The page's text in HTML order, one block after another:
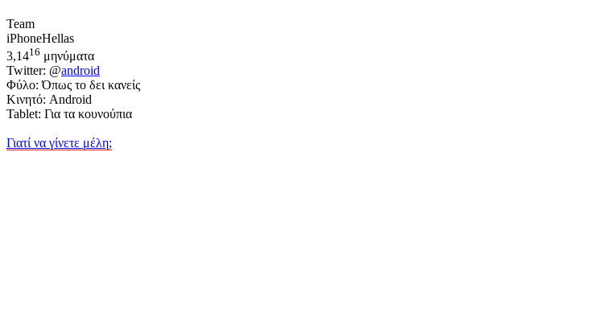
Team
iPhoneHellas
3,1416 μηνύματα
Twitter: @android
Φύλο: Όπως το δει κανείς
Κινητό: Android
Tablet: Για τα κουνούπια
Γιατί να γίνετε μέλη;